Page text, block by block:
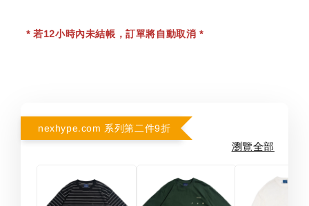
* 若12小時內未結帳，訂單將自動取消 *
nexhype.com 系列第二件9折
瀏覽全部